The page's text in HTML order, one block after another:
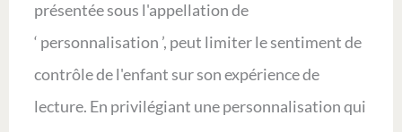
présentée sous l'appellation de
‘ personnalisation ’, peut limiter le sentiment de
contrôle de l'enfant sur son expérience de
lecture. En privilégiant une personnalisation qui